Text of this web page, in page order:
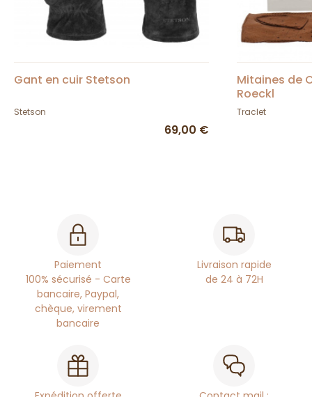
Gant en cuir Stetson
Stetson
69,00 €
Mitaines de
Roeckl
Traclet
Paiement
100% sécurisé - Carte
bancaire, Paypal,
chèque, virement
bancaire
Livraison rapide
de 24 à 72H